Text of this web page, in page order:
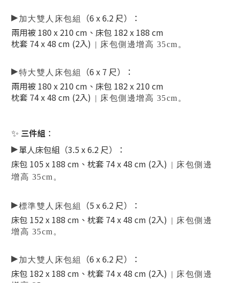
▸加大雙人床包組 （6 x 6.2 尺）
：
兩用被 180 x 210 cm、床包 182 x 188 cm
枕套 74 x 48 cm (2入) | 床包側邊增高 35cm。
▸特大雙人床包組 （6 x 7 尺）
：
兩用被 180 x 210 cm、床包 182 x 210 cm
枕套 74 x 48 cm (2入) | 床包側邊增高 35cm。
✨ 三件組 ：
▸單人床包組（3.5 x 6.2 尺）：
床包 105 x 188 cm、枕套 74 x 48 cm (2入) | 床包側邊
增高 35cm。
▸標準雙人床包組 （5 x 6.2 尺）
：
床包 152 x 188 cm、枕套 74 x 48 cm (2入) | 床包側邊
增高 35cm。
▸加大雙人床包組 （6 x 6.2 尺）
：
床包 182 x 188 cm、枕套 74 x 48 cm (2入) | 床包側邊